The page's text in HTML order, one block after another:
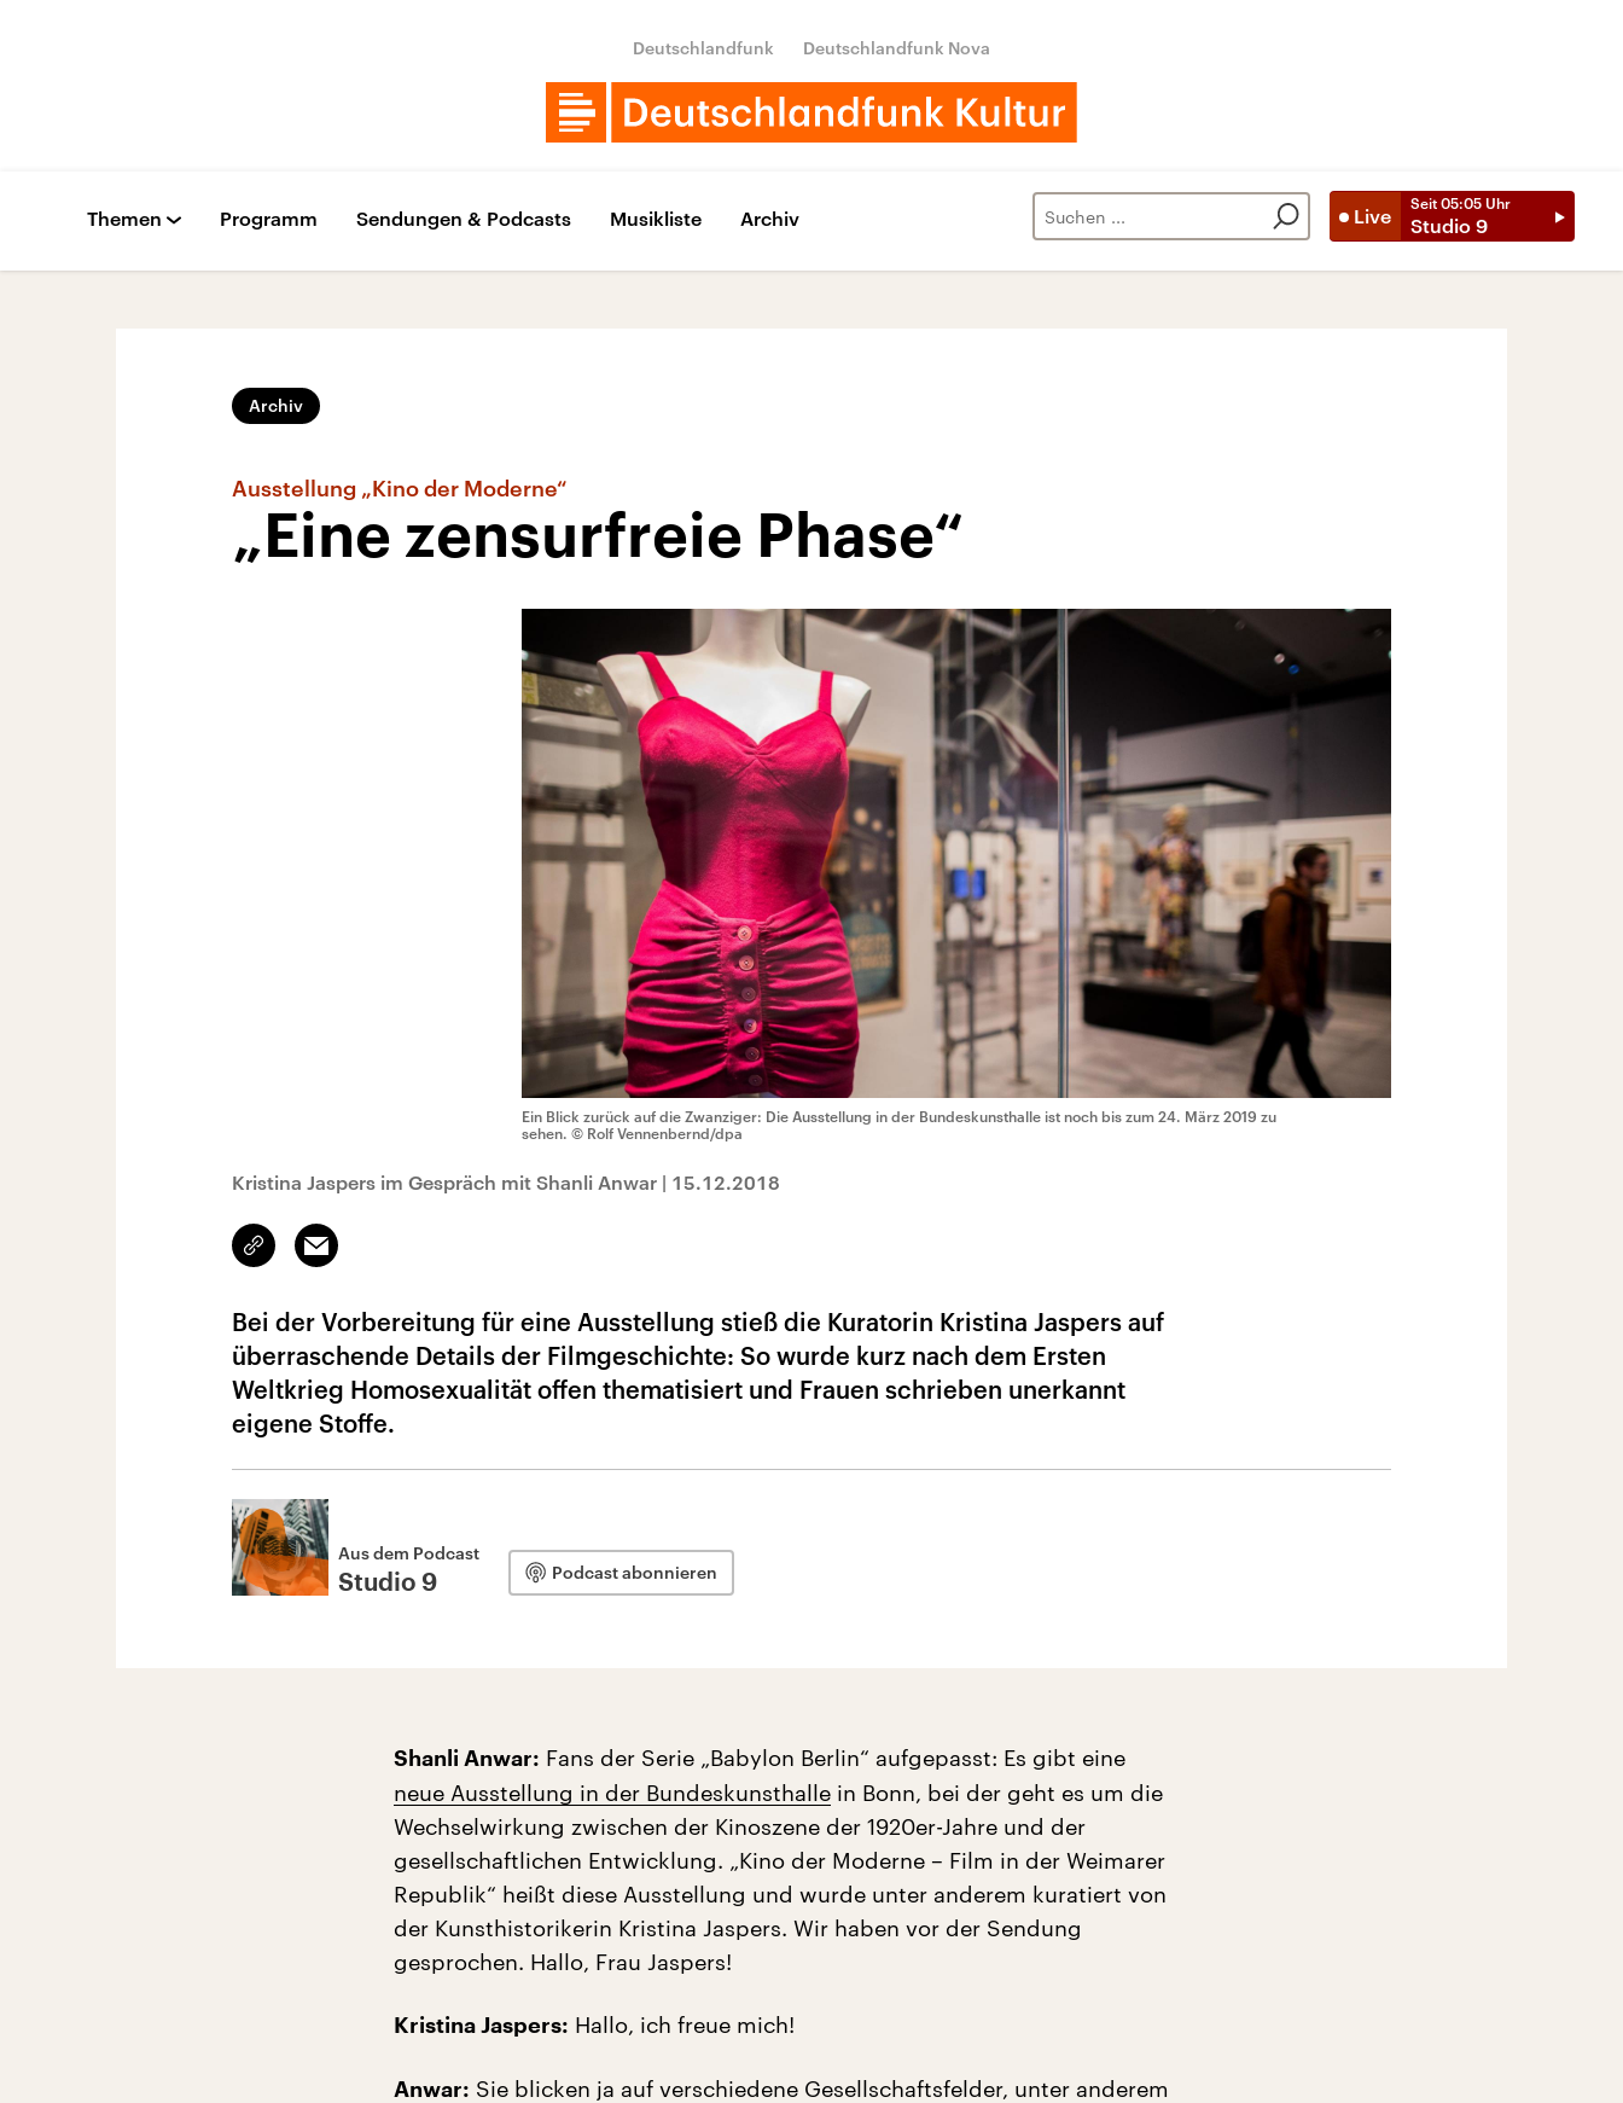
Deutschlandfunk Deutschlandfunk Nova
Live
Seit 05:05 Uhr
Studio 9
Themen Programm Sendungen & Podcasts Musikliste Archiv
Archiv
Ausstellung „Kino der Moderne“
„Eine zensurfreie Phase“
Ein Blick zurück auf die Zwanziger: Die Ausstellung in der Bundeskunsthalle ist noch bis zum 24. März 2019 zu
sehen. © Rolf Vennenbernd/dpa
Kristina Jaspers im Gespräch mit Shanli Anwar | 15.12.2018
Link
kopieren/teilen
Email
Bei der Vorbereitung für eine Ausstellung stieß die Kuratorin Kristina Jaspers auf
überraschende Details der Filmgeschichte: So wurde kurz nach dem Ersten
Weltkrieg Homosexualität offen thematisiert und Frauen schrieben unerkannt
eigene Stoffe.
Aus dem Podcast
Studio 9 Podcast abonnieren
Shanli Anwar: Fans der Serie „Babylon Berlin“ aufgepasst: Es gibt eine
neue Ausstellung in der Bundeskunsthalle in Bonn, bei der geht es um die
Wechselwirkung zwischen der Kinoszene der 1920er-Jahre und der
gesellschaftlichen Entwicklung. „Kino der Moderne – Film in der Weimarer
Republik“ heißt diese Ausstellung und wurde unter anderem kuratiert von
der Kunsthistorikerin Kristina Jaspers. Wir haben vor der Sendung
gesprochen. Hallo, Frau Jaspers!
Kristina Jaspers: Hallo, ich freue mich!
Anwar: Sie blicken ja auf verschiedene Gesellschaftsfelder, unter anderem